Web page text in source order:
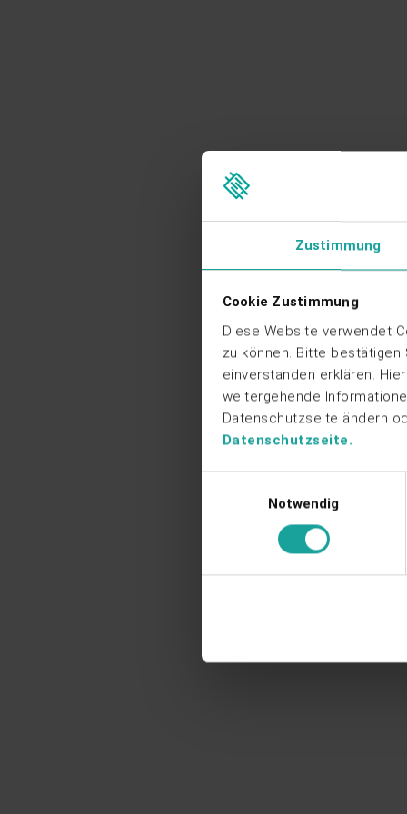
Zustimmung
Cookie Zustimmung
Diese Website verwendet
zu können. Bitte
einverstanden erklären.
weitergehende
Datenschutzseite ändern
Datenschutzseite.
Notwendig